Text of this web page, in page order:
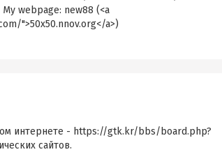
webpage: new88 (<a
">50x50.nnov.org</a>)
интернете - https://gtk.kr/bbs/board.php?
сайтов.